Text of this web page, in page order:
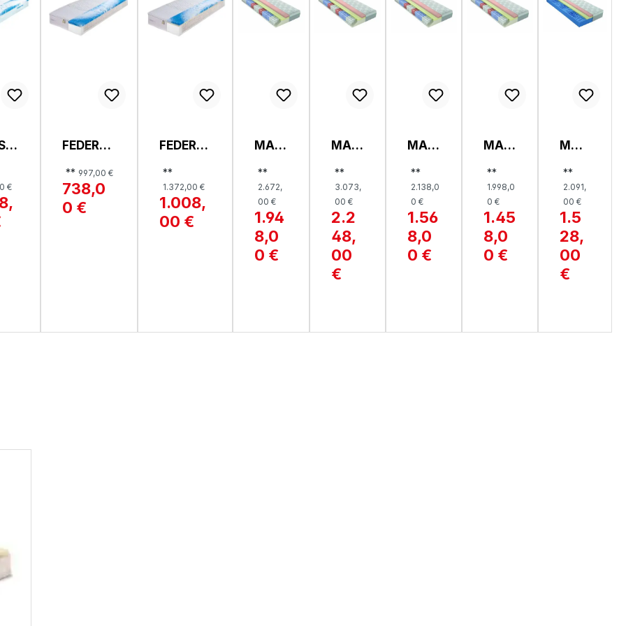
€
FEDERKE
ATZE,
WATER
TEC
** 997,00 €
738,0
0 €
FEDERK
RATZE,
WATER
TEC
PREMIU
**
1.372,00 €
1.008,
00 €
MAT
E,
OPTI
FLO
W
GEL
TFK
**
2.672,
00 €
1.94
8,0
0 €
MAT
E,
OPTI
FLO
W
GEL
TFK
24
**
3.073,
00 €
2.2
48,
00
€
MAT
E,
OPTI
FLO
W
GEL
TFK
**
2.138,0
0 €
1.56
8,0
0 €
MAT
E,
OPTI
FLO
W
GEL
TFK
**
1.998,0
0 €
1.45
8,0
0 €
MAT
ZE,
OPTI
FLO
W
GEL
KS
26
**
2.091,
00 €
1.5
28,
00
€